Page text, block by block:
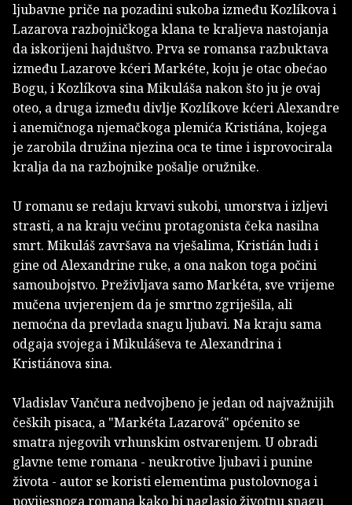
ljubavne priče na pozadini sukoba između Kozlíkova i
Lazarova razbojničkoga klana te kraljeva nastojanja
da iskorijeni hajduštvo. Prva se romansa razbuktava
između Lazarove kćeri Markéte, koju je otac obećao
Bogu, i Kozlíkova sina Mikuláša nakon što ju je ovaj
oteo, a druga između divlje Kozlíkove kćeri Alexandre
i anemičnoga njemačkoga plemića Kristiána, kojega
je zarobila družina njezina oca te time i isprovocirala
kralja da na razbojnike pošalje oružnike.
U romanu se redaju krvavi sukobi, umorstva i izljevi
strasti, a na kraju većinu protagonista čeka nasilna
smrt. Mikuláš završava na vješalima, Kristián ludi i
gine od Alexandrine ruke, a ona nakon toga počini
samoubojstvo. Preživljava samo Markéta, sve vrijeme
mučena uvjerenjem da je smrtno zgriješila, ali
nemoćna da prevlada snagu ljubavi. Na kraju sama
odgaja svojega i Mikuláševa te Alexandrina i
Kristiánova sina.
Vladislav Vančura nedvojbeno je jedan od najvažnijih
čeških pisaca, a "Markéta Lazarová" općenito se
smatra njegovih vrhunskim ostvarenjem. U obradi
glavne teme romana - neukrotive ljubavi i punine
života - autor se koristi elementima pustolovnoga i
povijesnoga romana kako bi naglasio životnu snagu